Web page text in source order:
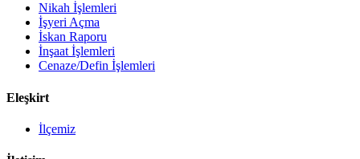
Nikah İşlemleri
İşyeri Açma
İskan Raporu
İnşaat İşlemleri
Cenaze/Defin İşlemleri
Eleşkirt
İlçemiz